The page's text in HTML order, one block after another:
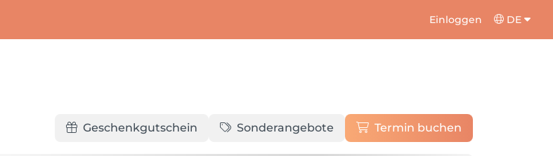
Einloggen DE
Geschenkgutschein Sonderangebote Termin buchen